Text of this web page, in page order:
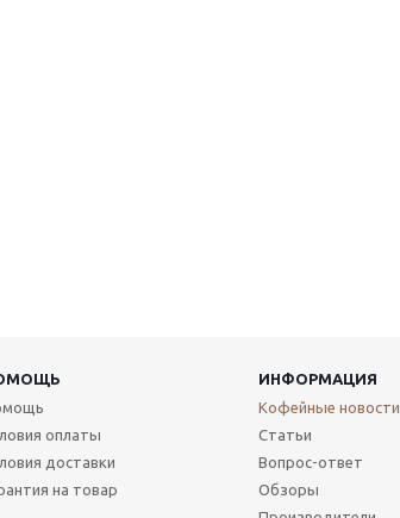
ИНФОРМАЦИЯ
оплаты
доставки
на товар
Кофейные новости
Статьи
Вопрос-ответ
Обзоры